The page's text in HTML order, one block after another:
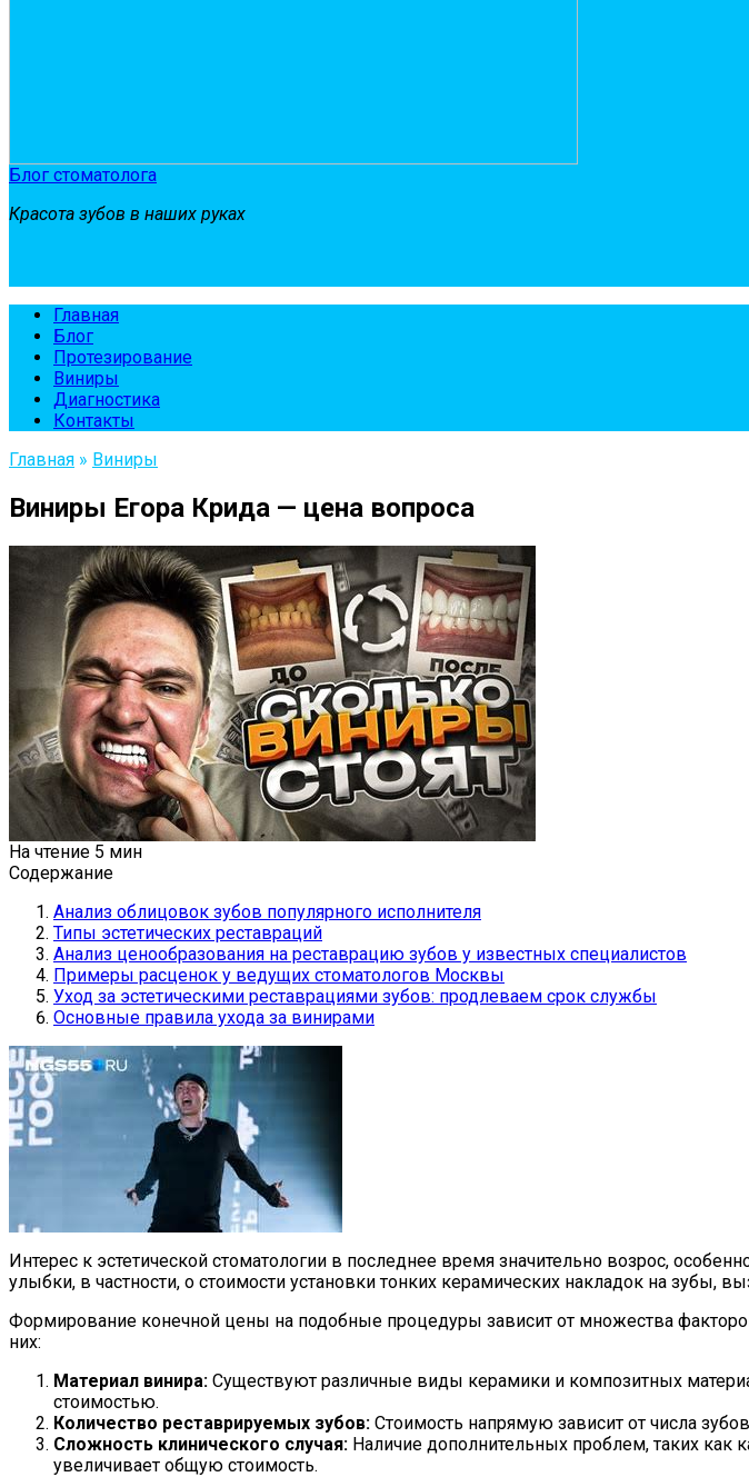
Блог стоматолога
Красота зубов в наших руках
Главная
Блог
Протезирование
Виниры
Диагностика
Контакты
Главная » Виниры
Виниры Егора Крида — цена вопроса
На чтение 5 мин
Содержание
Анализ облицовок зубов популярного исполнителя
Типы эстетических реставраций
Анализ ценообразования на реставрацию зубов у известных специалистов
Примеры расценок у ведущих стоматологов Москвы
Уход за эстетическими реставрациями зубов: продлеваем срок службы
Основные правила ухода за винирами
Интерес к эстетической стоматологии в последнее время значительно возрос,
улыбки, в частности, о стоимости установки тонких керамических накладок на зубы,
Формирование конечной цены на подобные процедуры зависит от множества
них:
Материал винира: Существуют различные виды керамики и композитных
стоимостью.
Количество реставрируемых зубов: Стоимость напрямую зависит от числа
Сложность клинического случая: Наличие дополнительных проблем, таких как
увеличивает общую стоимость.